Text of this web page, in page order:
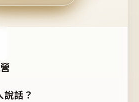
開團
嗎？
話？